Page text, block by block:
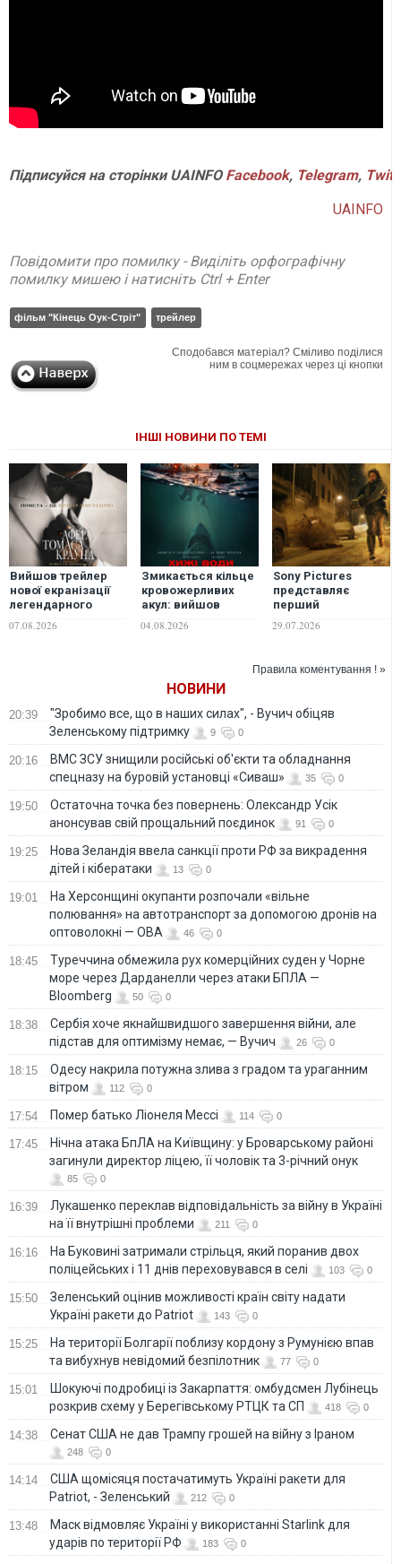
ПідписуйсянасторінкиUAINFO Facebook, Telegram,
UAINFO
Повідомити про помилку - Виділіть орфографічну
помилку мишею і натисніть Ctrl + Enter
фільм "Кінець Оук-Стріт" трейлер
Сподобався матеріал? Сміливо поділися
ним в соцмережах через ці кнопки
ІНШІ НОВИНИ ПО ТЕМІ
Вийшов трейлер
нової екранізації
легендарного
фільму "Афера
Томаса Крауна"
07.08.2026
Змикається кільце
кровожерливих
акул: вийшов
трейлер трилера
"Хижі води"
04.08.2026
Sony Pictures
представляє
перший
трейлер горору
"Оселя зла"
29.07.2026
Правила коментування ! »
НОВИНИ
20:39
"Зробимо все, що в наших силах", - Вучич обіцяв
Зеленському підтримку
9 0
20:16
ВМС ЗСУ знищили російські об'єкти та обладнання
спецназу на буровій установці «Сиваш»
35 0
19:50
Остаточна точка без повернень: Олександр Усік
анонсував свій прощальний поєдинок
91 0
19:25
Нова Зеландія ввела санкції проти РФ за викрадення
дітей і кібератаки
13 0
19:01
На Херсонщині окупанти розпочали «вільне
полювання» на автотранспорт за допомогою дронів на
оптоволокні — ОВА
46 0
18:45
Туреччина обмежила рух комерційних суден у Чорне
море через Дарданелли через атаки БПЛА —
Bloomberg
50 0
18:38
Сербія хоче якнайшвидшого завершення війни, але
підстав для оптимізму немає, — Вучич
26 0
18:15
Одесу накрила потужна злива з градом та ураганним
вітром
112 0
17:54 Помер батько Ліонеля Мессі 114 0
17:45
Нічна атака БпЛА на Київщину: у Броварському районі
загинули директор ліцею, її чоловік та 3-річний онук
85 0
16:39
Лукашенко переклав відповідальність за війну в Україні
на її внутрішні проблеми
211 0
16:16
На Буковині затримали стрільця, який поранив двох
поліцейських і 11 днів переховувався в селі
103 0
15:50
Зеленський оцінив можливості країн світу надати
Україні ракети до Patriot
143 0
15:25
На території Болгарії поблизу кордону з Румунією впав
та вибухнув невідомий безпілотник
77 0
15:01
Шокуючі подробиці із Закарпаття: омбудсмен Лубінець
розкрив схему у Берегівському РТЦК та СП
418 0
14:38 Сенат США не дав Трампу грошей на війну з Іраном
248 0
14:14
США щомісяця постачатимуть Україні ракети для
Patriot, - Зеленський
212 0
13:48
Маск відмовляє Україні у використанні Starlink для
ударів по території РФ
183 0